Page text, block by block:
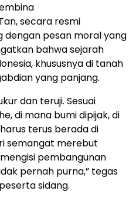
secara resmi
dengan pesan moral yang
bahwa sejarah
khususnya di tanah
yang panjang.
dan teruji. Sesuai
di mana bumi dipijak, di
terus berada di
semangat merebut
pembangunan
pernah purna,” tegas
sidang.